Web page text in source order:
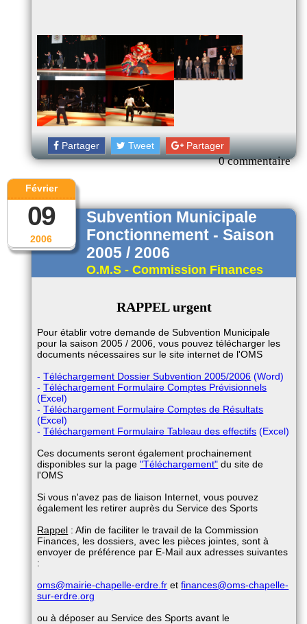
Partager Tweet Partager
0 commentaire
2006
Février
09
Subvention Municipale
Fonctionnement - Saison
2005 / 2006
O.M.S - Commission Finances
RAPPEL urgent
Pour établir votre demande de Subvention Municipale
pour la saison 2005 / 2006, vous pouvez télécharger les
documents nécessaires sur le site internet de l'OMS
-Téléchargement Dossier Subvention 2005/2006 (Word)
-Téléchargement Formulaire Comptes Prévisionnels
(Excel)
-Téléchargement Formulaire Comptes de Résultats
(Excel)
-Téléchargement Formulaire Tableau des effectifs (Excel)
Ces documents seront également prochainement
disponibles sur la page"Téléchargement" du site de
l'OMS
Si vous n'avez pas de liaison Internet, vous pouvez
également les retirer auprès du Service des Sports
Rappel : Afin de faciliter le travail de la Commission
Finances, les dossiers, avec les pièces jointes, sont à
envoyer de préférence par E-Mail aux adresses suivantes
:
oms@mairie-chapelle-erdre.fr etfinances@oms-chapelle-
sur-erdre.org
ou à déposer au Service des Sports avant le